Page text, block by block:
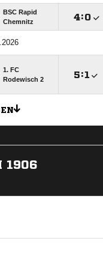
BSC Rapid
Chemnitz
:
1. FC
Rodewisch 2
:
1906